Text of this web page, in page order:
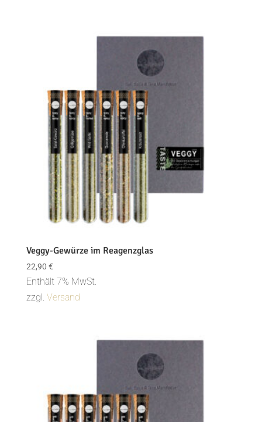
Veggy-Gewürze im Reagenzglas
22,90 €
Enthält 7% MwSt.
zzgl. Versand